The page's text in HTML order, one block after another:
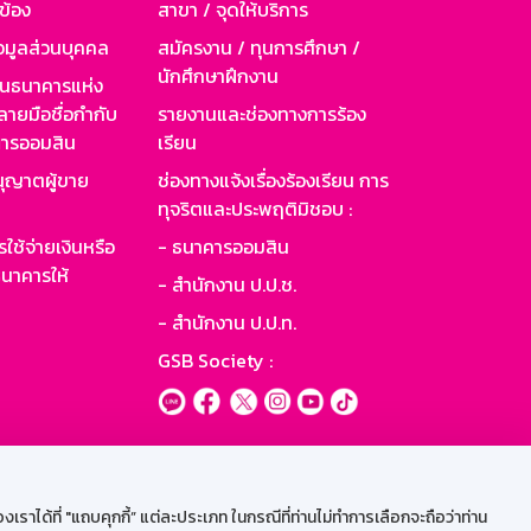
ได้ที่ "แถบคุกกี้” แต่ละประเภท ในกรณีที่ท่านไม่ทำการเลือกจะถือว่าท่าน
อง
มูลส่วนบุคคล
นาคารแห่ง
ายมือชื่อกำกับ
รออมสิน
ญาตผู้ขาย
ช้จ่ายเงินหรือ
คารให้
สาขา / จุดให้บริการ
สมัครงาน / ทุนการศึกษา /
นักศึกษาฝึกงาน
รายงานและช่องทางการร้อง
เรียน
ช่องทางแจ้งเรื่องร้องเรียน การ
ทุจริตและประพฤติมิชอบ :
- ธนาคารออมสิน
- สำนักงาน ป.ป.ช.
- สำนักงาน ป.ป.ท.
GSB Society :